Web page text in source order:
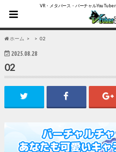
VR・メタバース・バーチャル
ホーム 02
2025.08.28
02